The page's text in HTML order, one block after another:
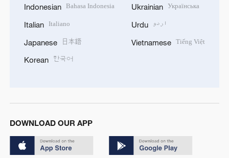
Indonesian Bahasa Indonesia
Italian Italiano
Japanese 日本語
Korean 한국어
Ukrainian Українська
Urdu اردو
Vietnamese Tiếng Việt
DOWNLOAD OUR APP